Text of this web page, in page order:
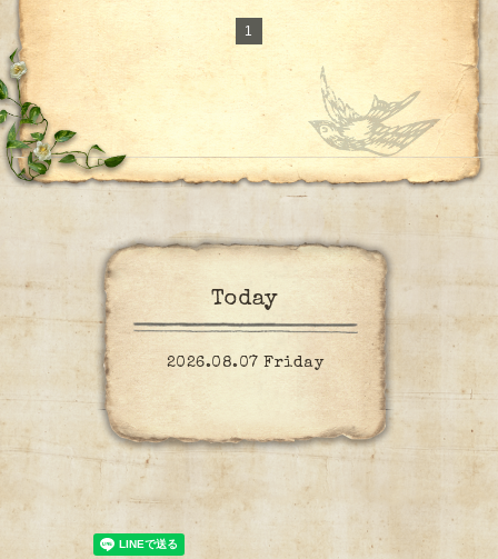
1
Today
2026.08.07 Friday